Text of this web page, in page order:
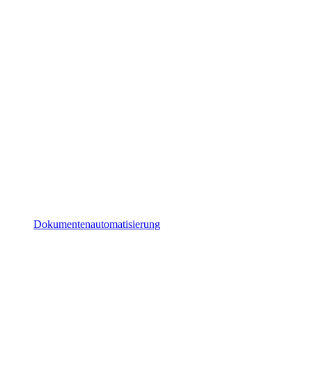
Dokumentenautomatisierung